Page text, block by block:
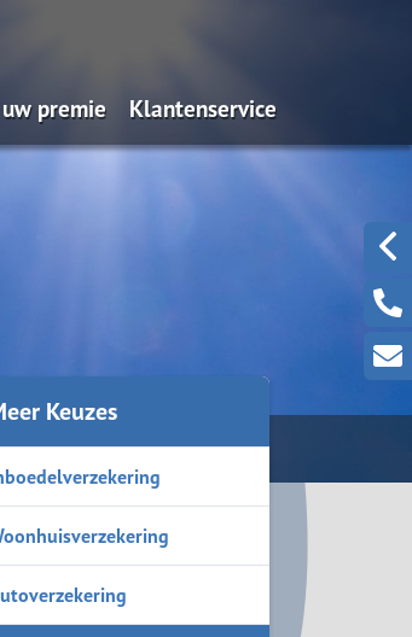
premie Klantenservice
Keuzes